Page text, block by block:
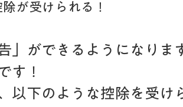
が受けられる！
」ができるようになりま
す！
以下のような控除を受け